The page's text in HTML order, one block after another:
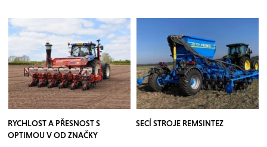
RYCHLOST A PŘESNOST S
OPTIMOU V OD ZNAČKY
SECÍ STROJE REMSINTEZ